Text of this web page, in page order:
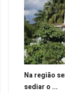
Na região
sediar o ...